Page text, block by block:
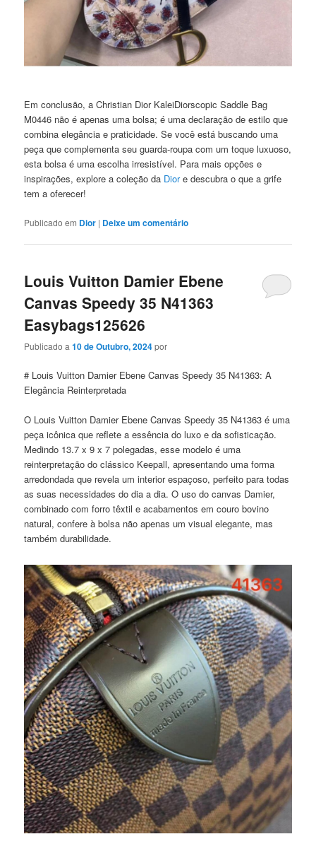
Em conclusão, a Christian Dior KaleiDiorscopic Saddle Bag
M0446 não é apenas uma bolsa; é uma declaração de estilo que
combina elegância e praticidade. Se você está buscando uma
peça que complementa seu guarda-roupa com um toque luxuoso,
esta bolsa é uma escolha irresistível. Para mais opções e
inspirações, explore a coleção da Diore descubra o que a grife
tem a oferecer!
Publicado em Dior | Deixe um comentário
Louis Vuitton Damier Ebene
Canvas Speedy 35 N41363
Easybags125626
Publicado a10 de Outubro, 2024por
# Louis Vuitton Damier Ebene Canvas Speedy 35 N41363: A
Elegância Reinterpretada
O Louis Vuitton Damier Ebene Canvas Speedy 35 N41363 é uma
peça icônica que reflete a essência do luxo e da sofisticação.
Medindo 13.7 x 9 x 7 polegadas, esse modelo é uma
reinterpretação do clássico Keepall, apresentando uma forma
arredondada que revela um interior espaçoso, perfeito para todas
as suas necessidades do dia a dia. O uso do canvas Damier,
combinado com forro têxtil e acabamentos em couro bovino
natural, confere à bolsa não apenas um visual elegante, mas
também durabilidade.